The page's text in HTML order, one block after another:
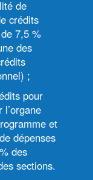
de
crédits
7,5 %
des
;
pour
et
dépenses
des
sections.